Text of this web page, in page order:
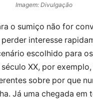
Imagem: Divulgação
o sumiço não for
interesse
escolhido para
XX, por
sobre por que
Já uma chegada em